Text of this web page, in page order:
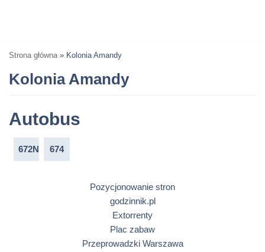
Strona główna » Kolonia Amandy
Kolonia Amandy
Autobus
672N 674
Pozycjonowanie stron
godzinnik.pl
Extorrenty
Plac zabaw
Przeprowadzki Warszawa